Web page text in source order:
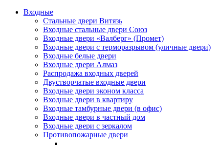
Входные
Стальные двери Витязь
Входные стальные двери Союз
Входные двери «Валберг» (Промет)
Входные двери с терморазрывом (уличные двери)
Входные белые двери
Входные двери Алмаз
Распродажа входных дверей
Двустворчатые входные двери
Входные двери эконом класса
Входные двери в квартиру
Входные тамбурные двери (в офис)
Входные двери в частный дом
Входные двери с зеркалом
Противопожарные двери